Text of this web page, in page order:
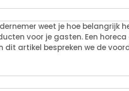
weet je hoe belangrijk
voor je gasten. Een
dit artikel bespreken we de